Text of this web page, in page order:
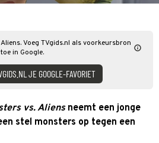
Voeg TVgids.nl als voorkeursbron
toe in Google.
JE GOOGLE-FAVORIET
vs. Aliens neemt een jonge
stel monsters op tegen een